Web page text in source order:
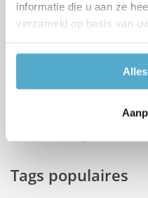
informatie die u aan ze
verzameld op basis van
Coupe vent
Store solaire
Abri pour vélos
Espace de stockage
Tags populaires